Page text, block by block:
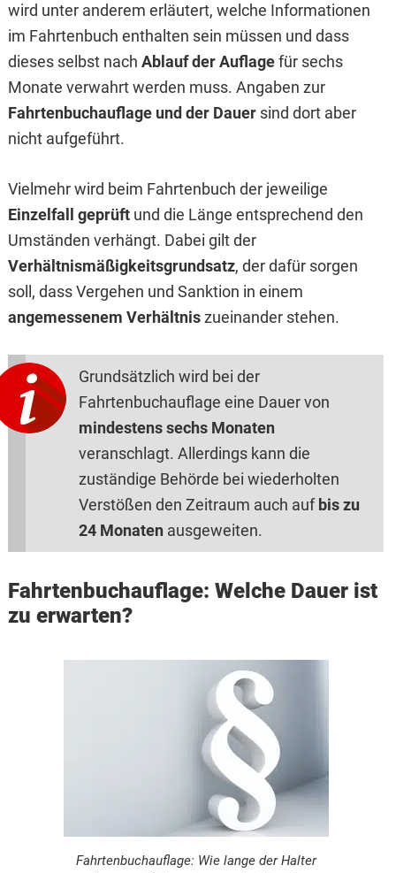
wird unter anderem erläutert, welche Informationen
im Fahrtenbuch enthalten sein müssen und dass
dieses selbst nach Ablauf der Auflagefür sechs
Monate verwahrt werden muss. Angaben zur
Fahrtenbuchauflage und der Dauersind dort aber
nicht aufgeführt.
Vielmehr wird beim Fahrtenbuch der jeweilige
Einzelfall geprüftund die Länge entsprechend den
Umständen verhängt. Dabei gilt der
Verhältnismäßigkeitsgrundsatz, der dafür sorgen
soll, dass Vergehen und Sanktion in einem
angemessenem Verhältniszueinander stehen.
Grundsätzlich wird bei der
Fahrtenbuchauflage eine Dauer von
mindestens sechs Monaten
veranschlagt. Allerdings kann die
zuständige Behörde bei wiederholten
Verstößen den Zeitraum auch auf bis zu
24 Monaten ausgeweiten.
Fahrtenbuchauflage: Welche Dauer ist
zu erwarten?
Fahrtenbuchauflage: Wie lange der Halter